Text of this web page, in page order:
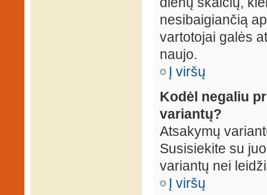
nesibaigiančią
vartotojai galės
naujo.
Į viršų
Kodėl negaliu
variantų?
Atsakymų
Susisiekite su
variantų nei
Į viršų